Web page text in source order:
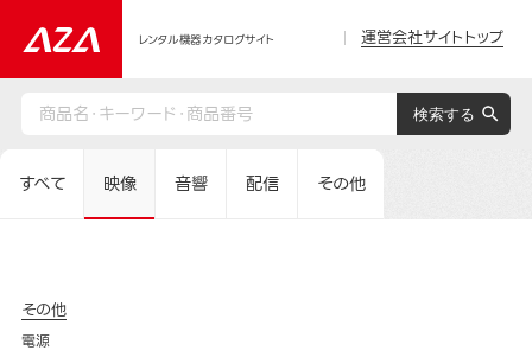
レンタル機器カタログサイト 運営会社サイトトップ
すべて 映像 音響 配信 その他
その他
電源